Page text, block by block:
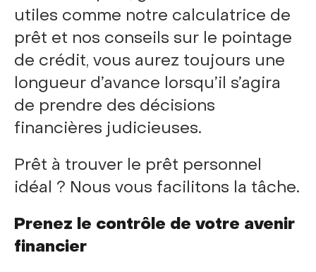
utiles comme notre calculatrice de
prêt et nos conseils sur le pointage
de crédit, vous aurez toujours une
longueur d’avance lorsqu’il s’agira
de prendre des décisions
financières judicieuses.
Prêt à trouver le prêt personnel
idéal ? Nous vous facilitons la tâche.
Prenez le contrôle de votre avenir
financier